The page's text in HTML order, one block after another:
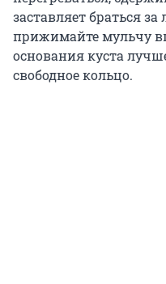
заставляет браться за
прижимайте мульчу
основания куста
свободное кольцо.